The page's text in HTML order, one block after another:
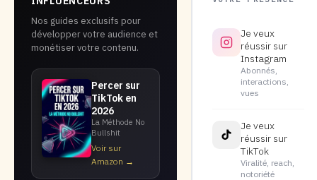
Nos guides exclusifs pour
développer votre audience et
monétiser votre contenu.
Percer sur
TikTok en
2026
La Méthode No
Bullshit
Voir sur
Amazon →
Je veux
réussir sur
Instagram
Abonnés,
interactions,
vues
Je veux
réussir sur
TikTok
Viralité, reach,
notoriété